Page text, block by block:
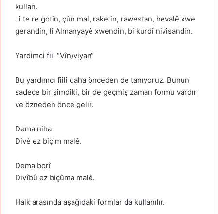
kullan.
Ji te re gotin, çûn mal, raketin, rawestan, hevalê xwe
gerandin, li Almanyayê xwendin, bi kurdî nivisandin.
Yardimci fiil “Vîn/viyan“
Bu yardımcı fiili daha önceden de tanıyoruz. Bunun
sadece bir şimdiki, bir de geçmiş zaman formu vardır
ve özneden önce gelir.
Dema niha
Divê ez biçim malê.
Dema borî
Divîbû ez biçûma malê.
Halk arasında aşağıdaki formlar da kullanılır.